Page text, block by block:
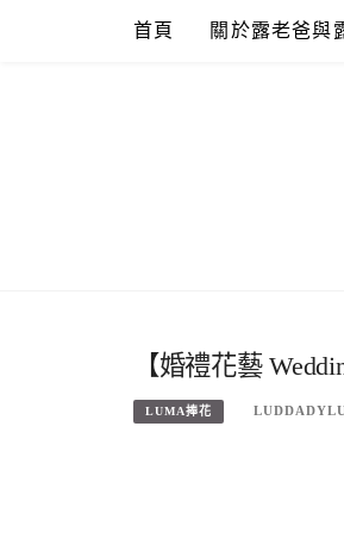
首頁 關於露老爸與
【婚禮花藝
LUMA捧花